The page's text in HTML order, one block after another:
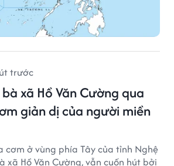
trước
xã Hồ Văn Cường qua
giản dị của người miền
cơm ở vùng phía Tây của tỉnh Nghệ
xã Hồ Văn Cường, vẫn cuốn hút bởi